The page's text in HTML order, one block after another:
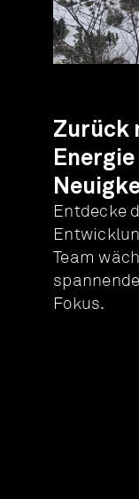
Zurück
Entdecke
Team
Fokus.